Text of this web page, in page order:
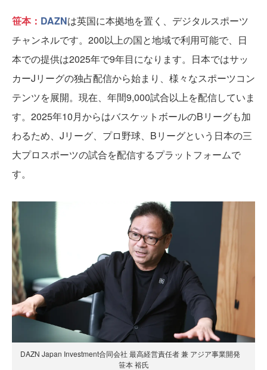
笹本： DAZNは英国に本拠地を置く、デジタルスポーツ
チャンネルです。200以上の国と地域で利用可能で、日
本での提供は2025年で9年目になります。日本ではサッ
カーJリーグの独占配信から始まり、様々なスポーツコン
テンツを展開。現在、年間9,000試合以上を配信していま
す。2025年10月からはバスケットボールのBリーグも加
わるため、Jリーグ、プロ野球、Bリーグという日本の三
大プロスポーツの試合を配信するプラットフォームで
す。
DAZN Japan Investment合同会社 最高経営責任者 兼 アジア事業開発
笹本 裕氏